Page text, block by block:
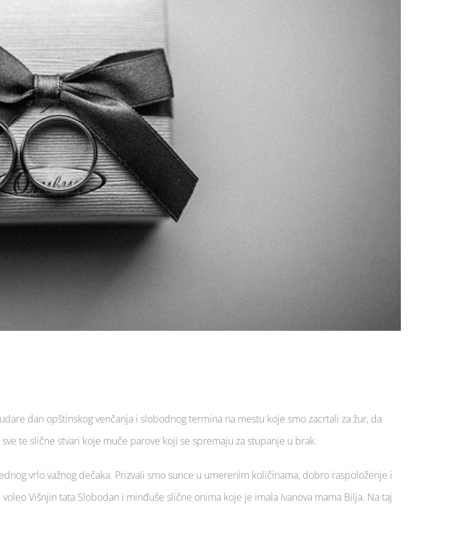
dan opštinskog venčanja i slobodnog termina na mestu koje smo zacrtali za žur, da
te slične stvari koje muče parove koji se spremaju za stupanje u brak.
vrlo važnog dečaka. Prizvali smo sunce u umerenim količinama, dobro raspoloženje i
Višnjin tata Slobodan i minđuše slične onima koje je imala Ivanova mama Bilja. Na taj